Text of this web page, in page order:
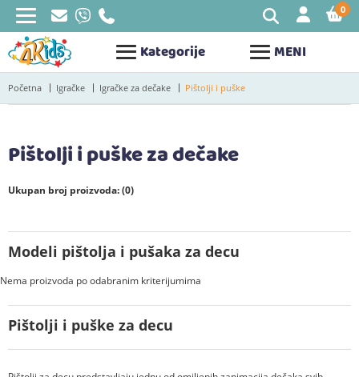
Kategorije MENI
0
Početna Igračke Igračke za dečake Pištolji i puške
Pištolji i puške za dečake
Ukupan broj proizvoda: (0)
Pištolji i puške za decu
Modeli pištolja i pušaka za decu
Nema proizvoda po odabranim kriterijumima